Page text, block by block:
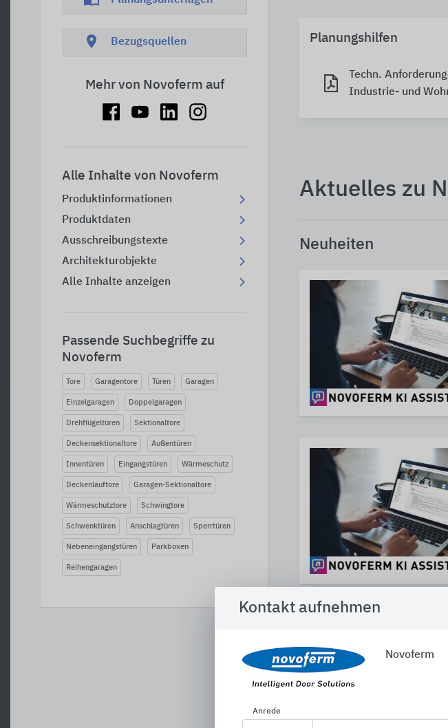
location_on Bezugsquellen
Mehr von Novoferm auf
Alle Inhalte von Novoferm
Produktinformationen
Produktdaten
Ausschreibungstexte
Architekturobjekte
Alle Inhalte anzeigen
Passende Suchbegriffe zu
Novoferm
Tore Garagentore Türen Garagen
Einzelgaragen Doppelgaragen
Drehflügeltüren Sektionaltore
Deckensektionaltore Außentüren
Innentüren Eingangstüren Wärmeschutz
Deckenlauftore Garagen-Sektionaltore
Wärmeschutztore Schwingtore
Schwenktüren Anschlagtüren Sperrtüren
Nebeneingangstüren Parkboxen
Reihengaragen
Planungshilfen
Techn.
Industrie- und
Aktuelles zu
Neuheiten
Allgemeines
Kontakt aufnehmen
Novoferm
Anrede